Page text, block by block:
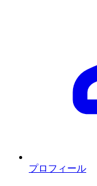
プロフィール